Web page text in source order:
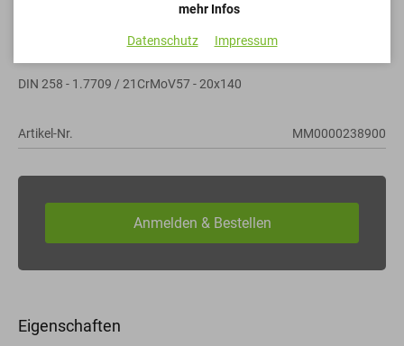
Kegelstifte mit Gewindezapfen
DIN 258 - 1.7709 / 21CrMoV57 - 20x140
Artikel-Nr. MM0000238900
Eigenschaften
mehr Infos
Datenschutz Impressum